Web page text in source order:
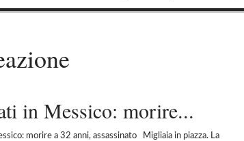
in Messico: morire...
morire a 32 anni, assassinato Migliaia in piazza. La